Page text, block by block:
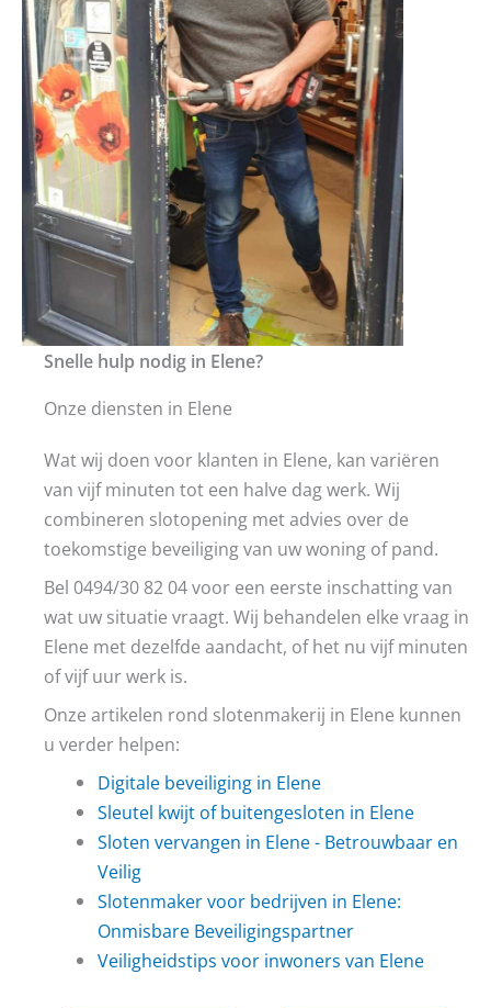
Snelle hulp nodig in Elene?
Onze diensten in Elene
Wat wij doen voor klanten in Elene, kan variëren
van vijf minuten tot een halve dag werk. Wij
combineren slotopening met advies over de
toekomstige beveiliging van uw woning of pand.
Bel 0494/30 82 04 voor een eerste inschatting van
wat uw situatie vraagt. Wij behandelen elke vraag in
Elene met dezelfde aandacht, of het nu vijf minuten
of vijf uur werk is.
Onze artikelen rond slotenmakerij in Elene kunnen
u verder helpen:
Digitale beveiliging in Elene
Sleutel kwijt of buitengesloten in Elene
Sloten vervangen in Elene - Betrouwbaar en
Veilig
Slotenmaker voor bedrijven in Elene:
Onmisbare Beveiligingspartner
Veiligheidstips voor inwoners van Elene